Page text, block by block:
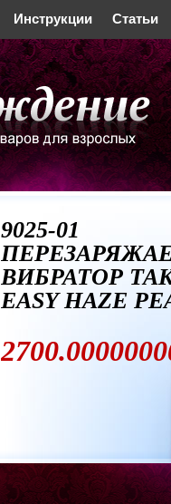
Инструкции Статьи
9025-01
ВИБРАТОР
EASY HAZE